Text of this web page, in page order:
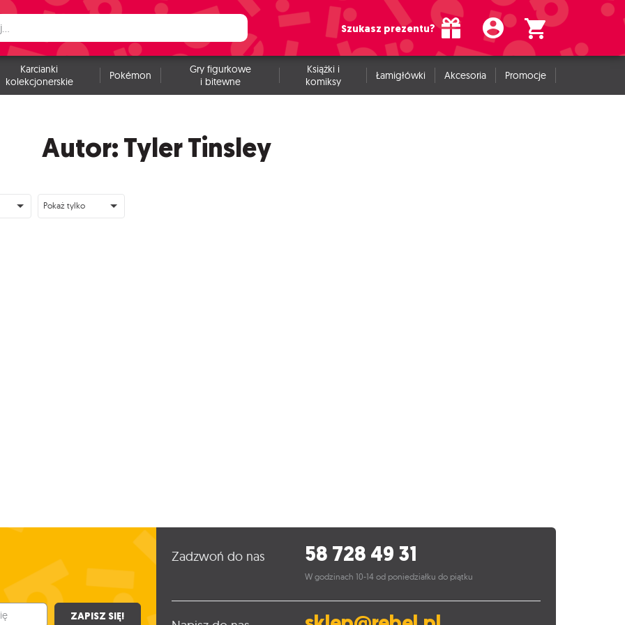
Szukasz prezentu?
Karcianki
kolekcjonerskie
Pokémon
Gry figurkowe
i bitewne
Książki i
komiksy
Łamigłówki Akcesoria Promocje
Autor: Tyler Tinsley
Pokaż tylko
ZAPISZ SIĘ!
Zadzwoń do nas 58 728 49 31
W godzinach 10-14 od poniedziałku do piątku